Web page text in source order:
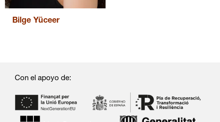
Bilge Yüceer
Con el apoyo de: